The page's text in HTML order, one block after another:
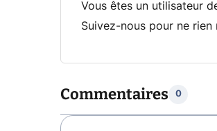
Vous êtes un utilisateur
Suivez-nous pour ne
Commentaires 0